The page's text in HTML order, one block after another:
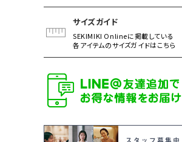
サイズガイド
SEKIMIKI Onlineに掲載している
各アイテムのサイズガイドはこちら